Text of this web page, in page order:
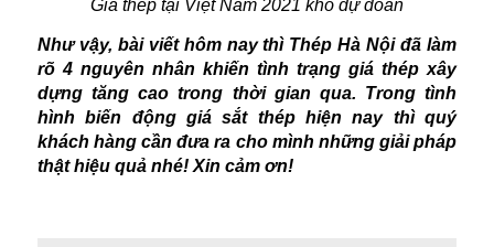
Giá thép tại Việt Nam 2021 khó dự đoán
Như vậy, bài viết hôm nay thì Thép Hà Nội đã làm
rõ 4 nguyên nhân khiến tình trạng giá thép xây
dựng tăng cao trong thời gian qua. Trong tình
hình biến động giá sắt thép hiện nay thì quý
khách hàng cần đưa ra cho mình những giải pháp
thật hiệu quả nhé! Xin cảm ơn!